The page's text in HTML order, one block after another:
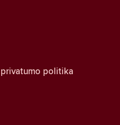
politika